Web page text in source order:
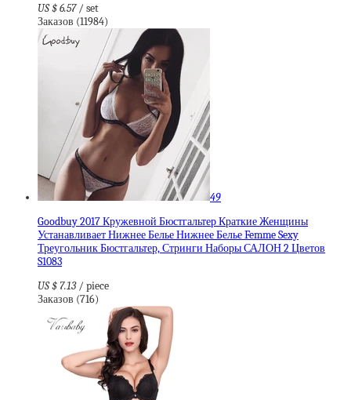
US $ 6.57 / set
Заказов (11984)
49
Goodbuy 2017 Кружевной Бюстгальтер Краткие Женщины
Устанавливает Нижнее Белье Нижнее Белье Femme Sexy
Треугольник Бюстгальтер, Стринги Наборы САЛОН 2 Цветов
S1083
US $ 7.13 / piece
Заказов (716)